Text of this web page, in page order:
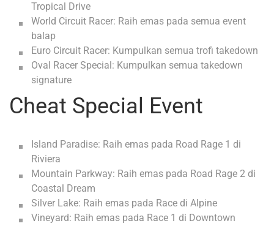
Tropical Drive
World Circuit Racer: Raih emas pada semua event
balap
Euro Circuit Racer: Kumpulkan semua trofi takedown
Oval Racer Special: Kumpulkan semua takedown
signature
Cheat Special Event
Island Paradise: Raih emas pada Road Rage 1 di
Riviera
Mountain Parkway: Raih emas pada Road Rage 2 di
Coastal Dream
Silver Lake: Raih emas pada Race di Alpine
Vineyard: Raih emas pada Race 1 di Downtown